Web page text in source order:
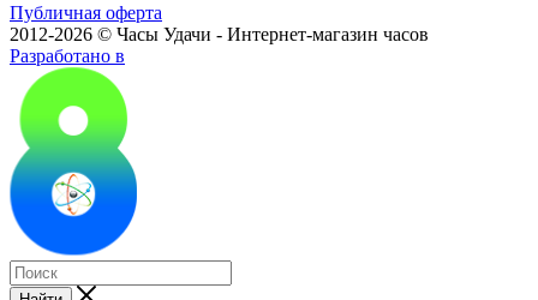
Публичная оферта
2012-2026 © Часы Удачи - Интернет-магазин часов
Разработано в